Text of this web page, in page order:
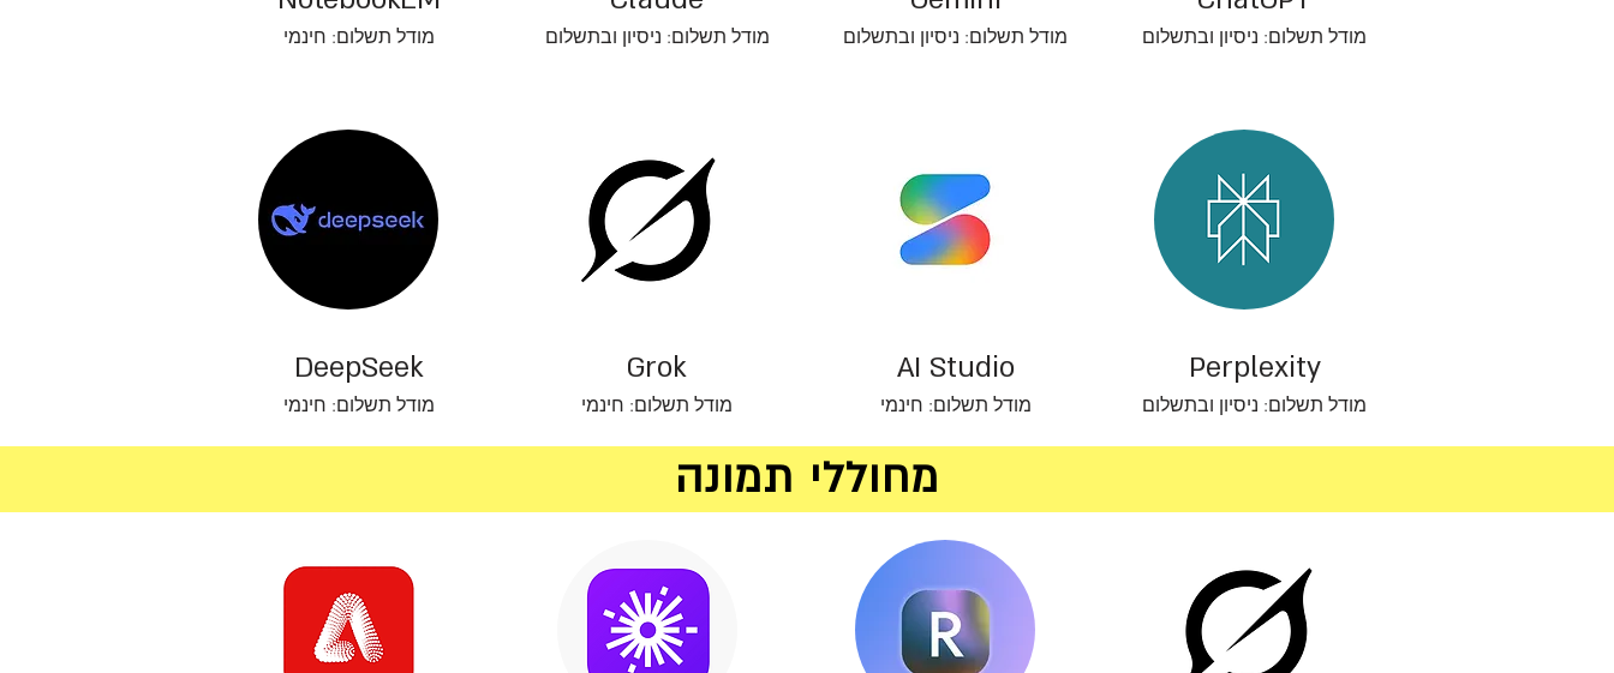
מודל תשלום: ניסיון ובתשלום
Perplexity
מודל תשלום: ניסיון ובתשלום
מודל תשלום: ניסיון ובתשלום
AI Studio
מודל תשלום: חינמי
מודל תשלום: ניסיון ובתשלום
Grok
מודל תשלום: חינמי
מודל תשלום: חינמי
DeepSeek
מודל תשלום: חינמי
מחוללי תמונה